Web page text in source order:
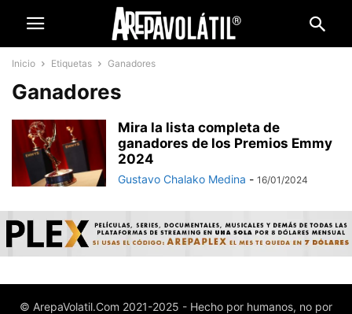
Inicio Etiquetas Ganadores
Ganadores
Mira la lista completa de
ganadores de los Premios Emmy
2024
Gustavo Chalako Medina - 16/01/2024
© ArepaVolatil.Com 2021-2025 - Hecho por humanos, no por